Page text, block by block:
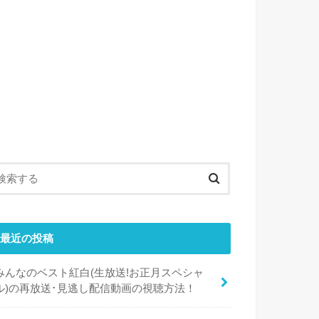
最近の投稿
んなのベスト紅白(生放送!お正月スペシャ
)の再放送･見逃し配信動画の視聴方法！